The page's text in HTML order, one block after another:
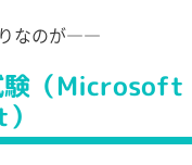
なのが――
験（